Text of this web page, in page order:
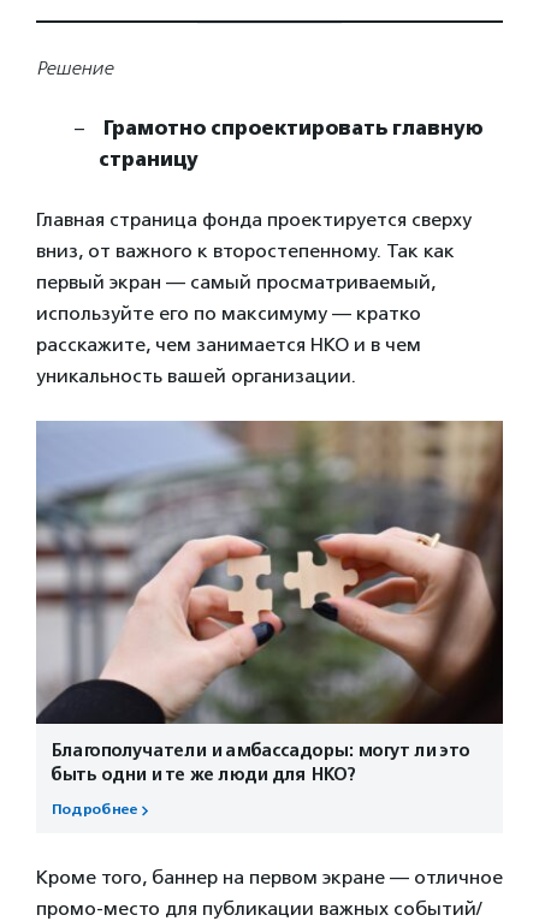
Решение
Грамотно спроектировать главную
страницу
Главная страница фонда проектируется сверху
вниз, от важного к второстепенному. Так как
первый экран — самый просматриваемый,
используйте его по максимуму — кратко
расскажите, чем занимается НКО и в чем
уникальность вашей организации.
Благополучатели и амбассадоры: могут ли это
быть одни и те же люди для НКО?
Подробнее
Кроме того, баннер на первом экране — отличное
промо-место для публикации важных событий/